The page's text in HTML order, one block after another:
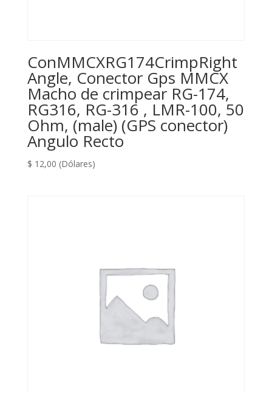
ConMMCXRG174CrimpRight
Angle, Conector Gps MMCX
Macho de crimpear RG-174,
RG316, RG-316 , LMR-100, 50
Ohm, (male) (GPS conector)
Angulo Recto
$ 12,00 (Dólares)